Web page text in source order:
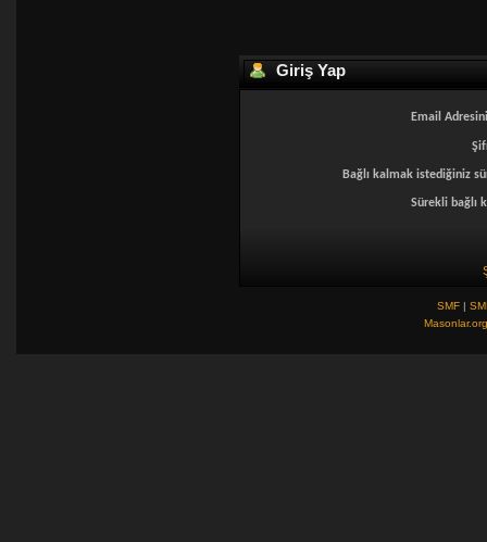
Giriş Yap
Email
Bağlı kalmak istediğiniz
Sürekli bağlı
SMF |
Masonlar.org